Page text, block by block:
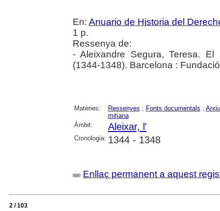
En: Anuario de Historia del
1 p.
Ressenya de:
- Aleixandre Segura, Teresa.
(1344-1348). Barcelona :
Matèries: Ressenyes ; Fonts documentals ;
mitjana
Àmbit:
Aleixar, l'
Cronologia: 1344 - 1348
Enllaç permanent a aquest
2 / 103